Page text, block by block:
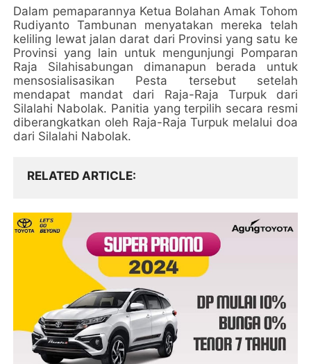
Dalam pemaparannya Ketua Bolahan Amak Tohom
Rudiyanto Tambunan menyatakan mereka telah
keliling lewat jalan darat dari Provinsi yang satu ke
Provinsi yang lain untuk mengunjungi Pomparan
Raja Silahisabungan dimanapun berada untuk
mensosialisasikan Pesta tersebut setelah
mendapat mandat dari Raja-Raja Turpuk dari
Silalahi Nabolak. Panitia yang terpilih secara resmi
diberangkatkan oleh Raja-Raja Turpuk melalui doa
dari Silalahi Nabolak.
RELATED ARTICLE